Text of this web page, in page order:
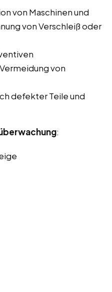
von Maschinen und
von Verschleiß oder
von
defekter Teile und
: